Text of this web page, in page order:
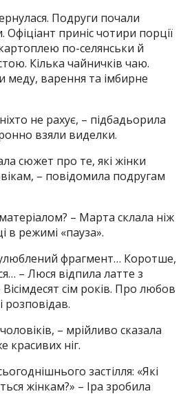
Подруги почали
приніс чотири порції
картоплею по-селянськи й
Кілька чайничків чаю.
варення та імбирне
не рахує, – підбадьорила
взяли виделки.
сюжет про те, які жінки
– повідомила подругам
– Марта склала ніж
в режимі «пауза».
фрагмент… Коротше,
– Люся відпила латте з
сім років. Про любов
розповідав.
– мрійливо сказала
красивих ніг.
застілля: «Які
жінкам?» – Іра зробила